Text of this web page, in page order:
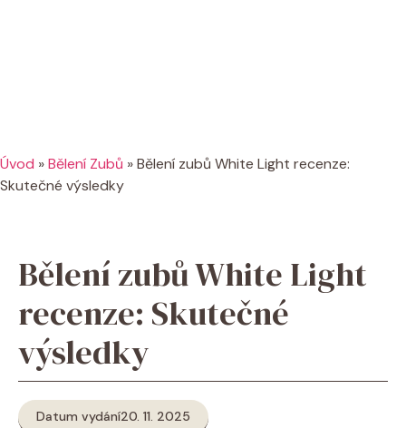
Úvod »Bělení Zubů »Bělení zubů White Light recenze:
Skutečné výsledky
Bělení zubů White Light
recenze: Skutečné
výsledky
Datum vydání20. 11. 2025